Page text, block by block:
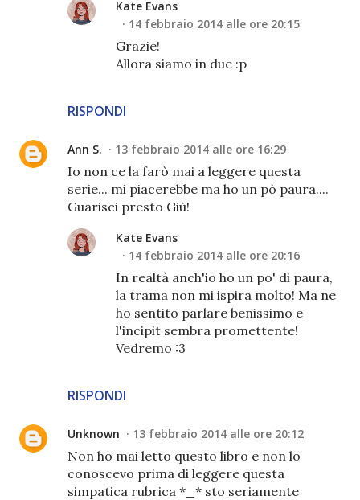
RISPONDI
Kate Evans
14 febbraio 2014 alle ore 20:15
Grazie!
Allora siamo in due :p
Ann S. 13 febbraio 2014 alle ore 16:29
Io non ce la farò mai a leggere questa
serie... mi piacerebbe ma ho un pò paura....
Guarisci presto Giù!
RISPONDI
Kate Evans
14 febbraio 2014 alle ore 20:16
In realtà anch'io ho un po' di paura,
la trama non mi ispira molto! Ma ne
ho sentito parlare benissimo e
l'incipit sembra promettente!
Vedremo :3
Unknown 13 febbraio 2014 alle ore 20:12
Non ho mai letto questo libro e non lo
conoscevo prima di leggere questa
simpatica rubrica *_* sto seriamente